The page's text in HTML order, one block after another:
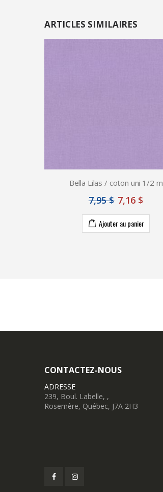
ARTICLES SIMILAIRES
Bella Lilas / coton uni 1/2 m
7,95 $ 7,16 $
Ajouter au panier
CONTACTEZ-NOUS
ADRESSE
239, Boul. Labelle, ,
Rosemère, Québec, J7A 2H3